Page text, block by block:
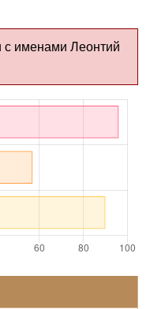
именами Леонтий